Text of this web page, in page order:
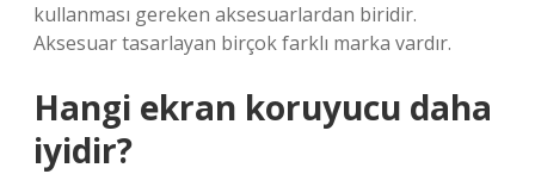
kullanması gereken aksesuarlardan biridir.
Aksesuar tasarlayan birçok farklı marka vardır.
Hangi ekran koruyucu daha
iyidir?